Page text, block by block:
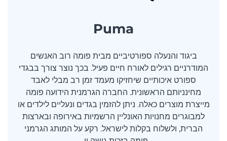
Puma
ביגוד והנעלה ספורטיביים מבית פומה רוב האנשים
המודרניים רגילים לאורח חיים פעיל. בכך נוצר צורך בבגדי
ספורט איכותיים שיחזיקו מעמד זמן רב מבלי לאבד
מחינניותם הראשונית. החברה הגרמנית הידועה פומה
מייצרת מוצרים כאלה. ניתן להזמין בגדים ונעליים לילדים או
למבוגרים מחנויות האונליין הרשמיות באירופה ובארצות
הברית, ולשלוח בקלות לישראל. רקע על המותג הגרמני